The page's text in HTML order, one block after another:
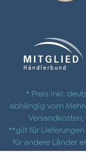
* Preis inkl.
abhängig vom
Versandkosten
**gilt für
für andere Länder
mit